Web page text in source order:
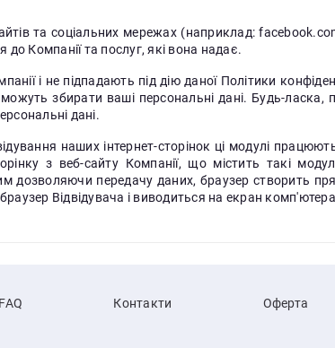
та соціальних мережах (наприклад:
Компанії та послуг, які вона надає.
і не підпадають під дію даної Політики
збирати ваші персональні дані. Будь-ласка,
дані.
наших інтернет-сторінок ці модулі
з веб-сайту Компанії, що містить такі
дозволяючи передачу даних, браузер створить
Відвідувача і виводиться на екран комп'ютера
FAQ Контакти Оферта